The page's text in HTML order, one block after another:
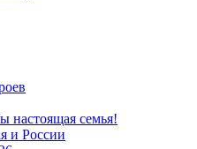
семья!
и России